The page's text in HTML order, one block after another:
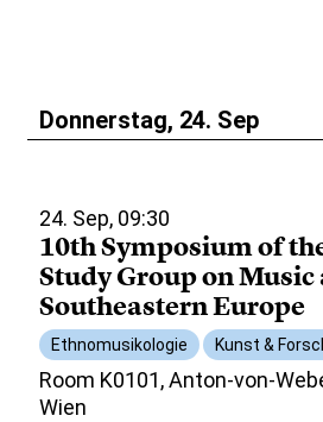
Donnerstag, 24. Sep
24. Sep, 09:30
10th Symposium of
Study Group on Music
Southeastern Europe
Ethnomusikologie Kunst &
Room K0101, Anton-von-
Wien